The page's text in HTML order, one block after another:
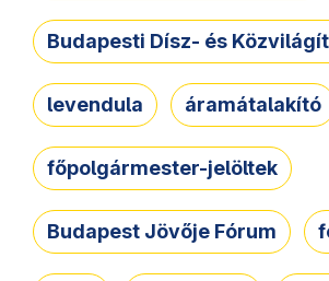
Budapesti Dísz- és
levendula áramátalakító
főpolgármester-jelöltek
Budapest Jövője Fórum